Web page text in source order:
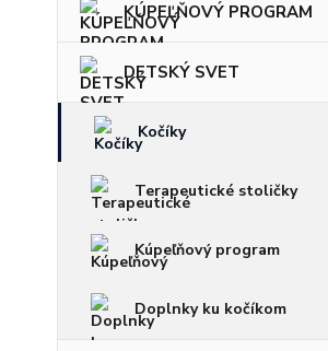
KÚPEĽŇOVÝ PROGRAM
DETSKÝ SVET
Kočíky
Terapeutické stoličky
Kúpeľňový program
Doplnky ku kočíkom